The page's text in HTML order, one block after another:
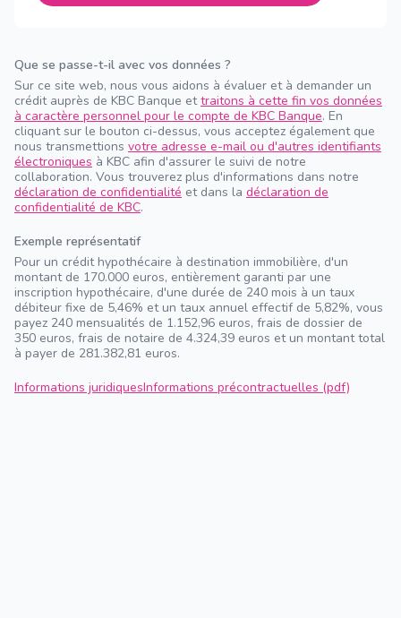
Que se passe-t-il avec vos données ?
Sur ce site web, nous vous aidons à évaluer et à demander un
crédit auprès de KBC Banque ettraitons à cette fin vos données
à caractère personnel pour le compte de KBC Banque. En
cliquant sur le bouton ci-dessus, vous acceptez également que
nous transmettions votre adresse e-mail ou d'autres identifiants
électroniques à KBC afin d'assurer le suivi de notre
collaboration. Vous trouverez plus d'informations dans notre
déclaration de confidentialité et dans la déclaration de
confidentialité de KBC.
Exemple représentatif
Pour un crédit hypothécaire à destination immobilière, d'un
montant de 170.000 euros, entièrement garanti par une
inscription hypothécaire, d'une durée de 240 mois à un taux
débiteur fixe de 5,46% et un taux annuel effectif de 5,82%, vous
payez 240 mensualités de 1.152,96 euros, frais de dossier de
350 euros, frais de notaire de 4.324,39 euros et un montant total
à payer de 281.382,81 euros.
Informations juridiquesInformations précontractuelles (pdf)